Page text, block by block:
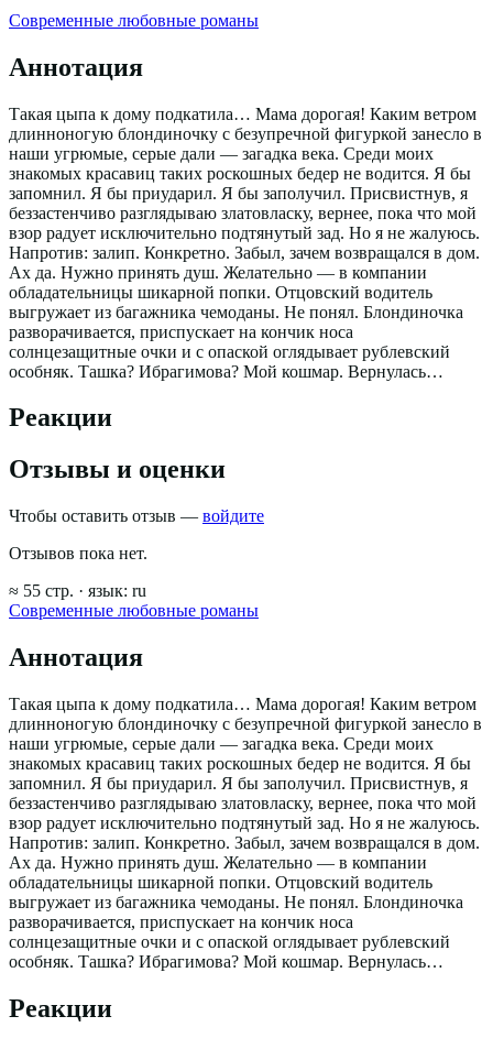
Современные любовные романы
Аннотация
Такая цыпа к дому подкатила… Мама дорогая! Каким ветром
длинноногую блондиночку с безупречной фигуркой занесло в
наши угрюмые, серые дали ― загадка века. Среди моих
знакомых красавиц таких роскошных бедер не водится. Я бы
запомнил. Я бы приударил. Я бы заполучил. Присвистнув, я
беззастенчиво разглядываю златовласку, вернее, пока что мой
взор радует исключительно подтянутый зад. Но я не жалуюсь.
Напротив: залип. Конкретно. Забыл, зачем возвращался в дом.
Ах да. Нужно принять душ. Желательно ― в компании
обладательницы шикарной попки. Отцовский водитель
выгружает из багажника чемоданы. Не понял. Блондиночка
разворачивается, приспускает на кончик носа
солнцезащитные очки и с опаской оглядывает рублевский
особняк. Ташка? Ибрагимова? Мой кошмар. Вернулась…
Реакции
Отзывы и оценки
Чтобы оставить отзыв — войдите
Отзывов пока нет.
≈ 55 стр. · язык: ru
Современные любовные романы
Аннотация
Такая цыпа к дому подкатила… Мама дорогая! Каким ветром
длинноногую блондиночку с безупречной фигуркой занесло в
наши угрюмые, серые дали ― загадка века. Среди моих
знакомых красавиц таких роскошных бедер не водится. Я бы
запомнил. Я бы приударил. Я бы заполучил. Присвистнув, я
беззастенчиво разглядываю златовласку, вернее, пока что мой
взор радует исключительно подтянутый зад. Но я не жалуюсь.
Напротив: залип. Конкретно. Забыл, зачем возвращался в дом.
Ах да. Нужно принять душ. Желательно ― в компании
обладательницы шикарной попки. Отцовский водитель
выгружает из багажника чемоданы. Не понял. Блондиночка
разворачивается, приспускает на кончик носа
солнцезащитные очки и с опаской оглядывает рублевский
особняк. Ташка? Ибрагимова? Мой кошмар. Вернулась…
Реакции